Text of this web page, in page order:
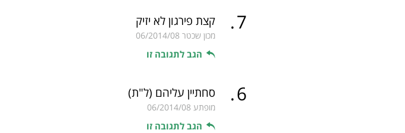
7
. קצת פירגון לא יזיק
מכון שכטר 06/2014/08
הגב לתגובה זו
6
. סחתיין עליהם (ל"ת)
מופתע 06/2014/08
הגב לתגובה זו